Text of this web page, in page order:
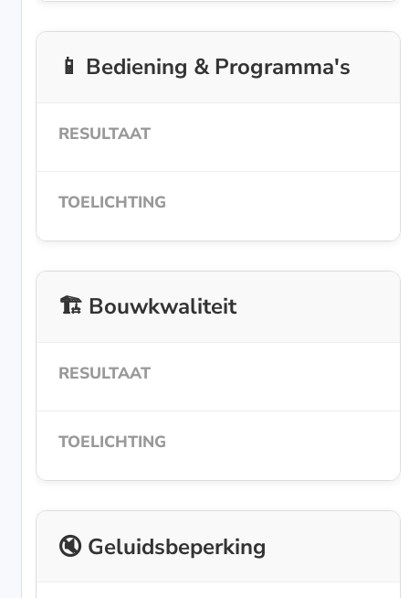
📱 Bediening & Programma's
🏗️ Bouwkwaliteit
🔇 Geluidsbeperking